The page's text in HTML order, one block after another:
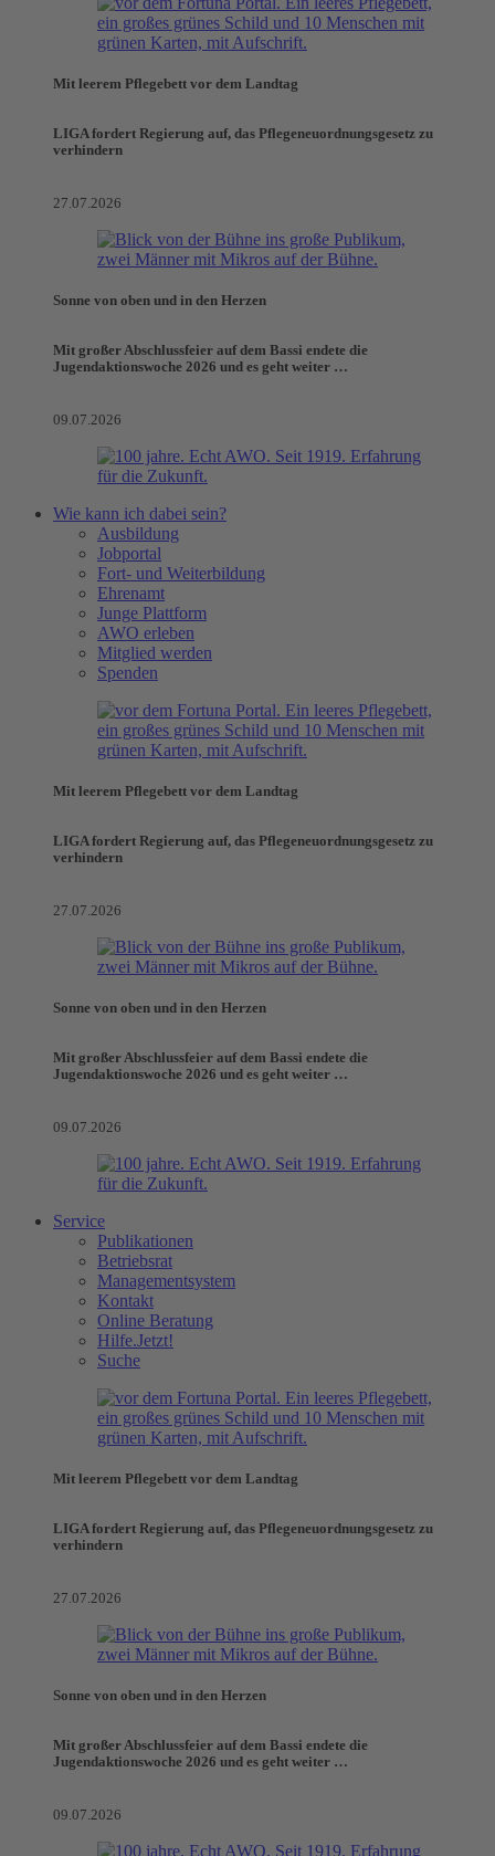
Mit leerem Pflegebett vor dem Landtag
LIGA fordert Regierung auf, das Pflegeneuordnungsgesetz zu
verhindern
27.07.2026
Sonne von oben und in den Herzen
Mit großer Abschlussfeier auf dem Bassi endete die
Jugendaktionswoche 2026 und es geht weiter …
09.07.2026
Wie kann ich dabei sein?
Ausbildung
Jobportal
Fort- und Weiterbildung
Ehrenamt
Junge Plattform
AWO erleben
Mitglied werden
Spenden
Mit leerem Pflegebett vor dem Landtag
LIGA fordert Regierung auf, das Pflegeneuordnungsgesetz zu
verhindern
27.07.2026
Sonne von oben und in den Herzen
Mit großer Abschlussfeier auf dem Bassi endete die
Jugendaktionswoche 2026 und es geht weiter …
09.07.2026
Service
Publikationen
Betriebsrat
Managementsystem
Kontakt
Online Beratung
Hilfe.Jetzt!
Suche
Mit leerem Pflegebett vor dem Landtag
LIGA fordert Regierung auf, das Pflegeneuordnungsgesetz zu
verhindern
27.07.2026
Sonne von oben und in den Herzen
Mit großer Abschlussfeier auf dem Bassi endete die
Jugendaktionswoche 2026 und es geht weiter …
09.07.2026